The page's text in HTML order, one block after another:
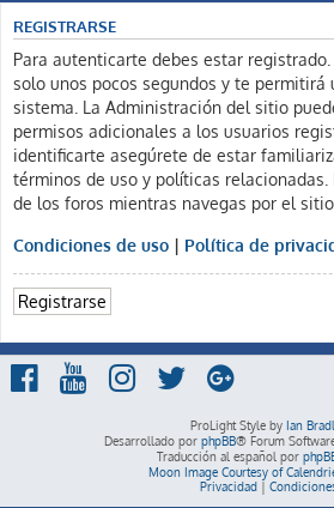
REGISTRARSE
Para autenticarte debes estar
solo unos pocos segundos y te permitirá
sistema. La Administración del sitio
permisos adicionales a los usuarios
identificarte asegúrete de estar
términos de uso y políticas relacionadas.
de los foros mientras navegas por el sitio.
Condiciones de uso | Política de
Registrarse
ProLight Style by Ian
Desarrollado por phpBB® Forum
Traducción al español por
Moon Image Courtesy of
Privacidad|